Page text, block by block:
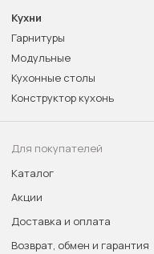
Кухни
Гарнитуры
Модульные
Кухонные столы
Конструктор кухонь
Для покупателей
Каталог
Акции
Доставка и оплата
Возврат, обмен и гарантия